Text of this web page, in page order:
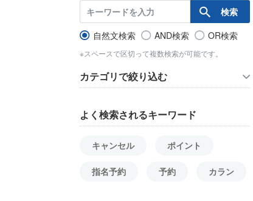
自然文検索 AND検索 OR検索
※スペースで区切って複数検索が可能です。
カテゴリで絞り込む
よく検索されるキーワード
キャンセル ポイント
指名予約 予約 カラン